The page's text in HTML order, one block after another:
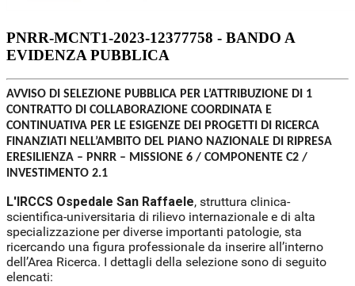
PNRR-MCNT1-2023-12377758 - BANDO A
EVIDENZA PUBBLICA
AVVISO DI SELEZIONE PUBBLICA PER L’ATTRIBUZIONE DI 1
CONTRATTO DI COLLABORAZIONE COORDINATA E
CONTINUATIVA PER LE ESIGENZE DEI PROGETTI DI RICERCA
FINANZIATI NELL’AMBITO DEL PIANO NAZIONALE DI RIPRESA
ERESILIENZA – PNRR – MISSIONE 6 / COMPONENTE C2 /
INVESTIMENTO 2.1
L'IRCCS Ospedale San Raffaele, struttura clinica-
scientifica-universitaria di rilievo internazionale e di alta
specializzazione per diverse importanti patologie, sta
ricercando una figura professionale da inserire all’interno
dell’Area Ricerca. I dettagli della selezione sono di seguito
elencati: